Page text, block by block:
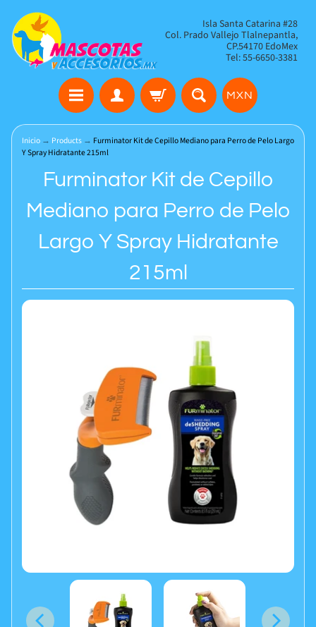
Isla Santa Catarina #28
Col. Prado Vallejo Tlalnepantla,
CP.54170 EdoMex
Tel: 55-6650-3381
MXN
Inicio → Products → Furminator Kit de Cepillo Mediano para Perro de Pelo Largo
Y Spray Hidratante 215ml
Furminator Kit de Cepillo
Mediano para Perro de Pelo
Largo Y Spray Hidratante
215ml